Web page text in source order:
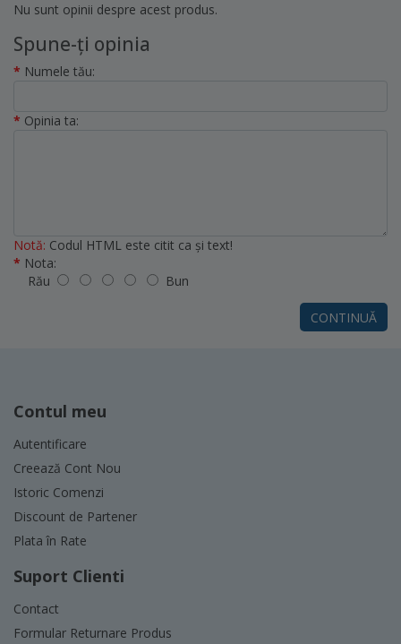
Nu sunt opinii despre acest produs.
Spune-ţi opinia
Numele tău:
Opinia ta:
Notă: Codul HTML este citit ca şi text!
Nota:
Rău
Bun
CONTINUĂ
Contul meu
Autentificare
Creează Cont Nou
Istoric Comenzi
Discount de Partener
Plata în Rate
Suport Clienti
Contact
Formular Returnare Produs